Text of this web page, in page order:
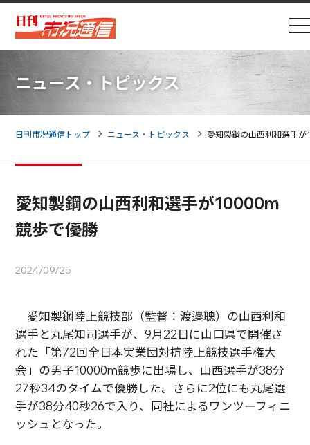
ニュース・トピックス
日刊市况通信トップ ニュース・トピックス 愛知製鋼の山西利和選手
愛知製鋼の山西利和選手が10000m
競歩で優勝
2024/09/25
愛知製鋼陸上競技部（監督：渡邉聰）の山西利和
選手と丸尾知司選手が、9月22日に山口県で開催さ
れた「第72回全日本実業団対抗陸上競技選手権大
会」の男子10000m競歩に出場し、山西選手が38分
27秒34のタイムで優勝した。さらに2位にも丸尾選
手が38分40秒26で入り、同社によるワンツーフィニ
ッシュとなった。